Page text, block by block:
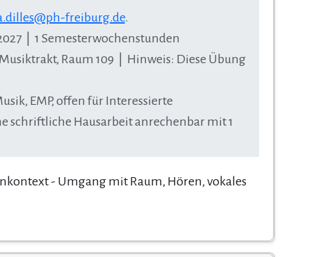
freiburg.de.
| 1 Semesterwochenstunden
Raum 109 | Hinweis: Diese Übung
EMP, offen für Interessierte
schriftliche Hausarbeit anrechenbar mit 1
- Umgang mit Raum, Hören, vokales